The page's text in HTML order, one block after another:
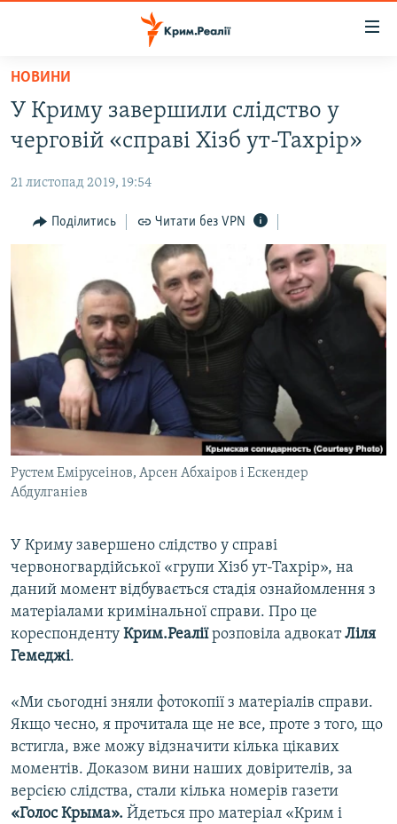
Перейти
основного
матеріалу
Перейти
до
навігації
Перейти
пошуку
ВОДА.КРИМ
ВІДЕО ТА ФОТО
ПОЛІТИКА
БЛОГИ
ІНТЕРВ'Ю
ВСЕ ЗА ДЕНЬ
СПЕЦПРОЕКТИ
ДЕПОРТАЦІЯ
ВІДЕОУРОКИ «ELIFBE»
УКРАЇНСЬКА ПРОБЛЕМА КРИМУ
ЯК ОБІЙТИ БЛОКУВАННЯ
Русский
Qırımtatar
Усі сайти RFE/RL
НОВИНИ
У Криму завершили слідство у
черговій «справі Хізб ут-Тахрір»
21 листопад 2019, 19:54
Поділитись Читати без VPN
Рустем Емірусеінов, Арсен Абхаіров і Ескендер
Абдулганіев
У Криму завершено слідство у справі
червоногвардійської «групи Хізб ут-Тахрір», на
даний момент відбувається стадія ознайомлення з
матеріалами кримінальної справи. Про це
кореспонденту Крим.Реаліїрозповіла адвокатЛіля
Гемеджі.
«Ми сьогодні зняли фотокопії з матеріалів справи.
Якщо чесно, я прочитала ще не все, проте з того, що
встигла, вже можу відзначити кілька цікавих
моментів. Доказом вини наших довірителів, за
версією слідства, стали кілька номерів газети
«Голос Крыма». Йдеться про матеріал «Крим і